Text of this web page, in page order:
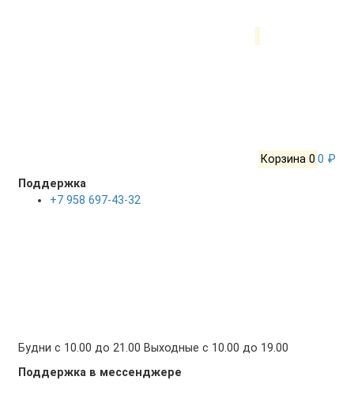
Корзина 0 0 ₽
Поддержка
+7 958 697-43-32
Будни с 10.00 до 21.00 Выходные с 10.00 до 19.00
Поддержка в мессенджере